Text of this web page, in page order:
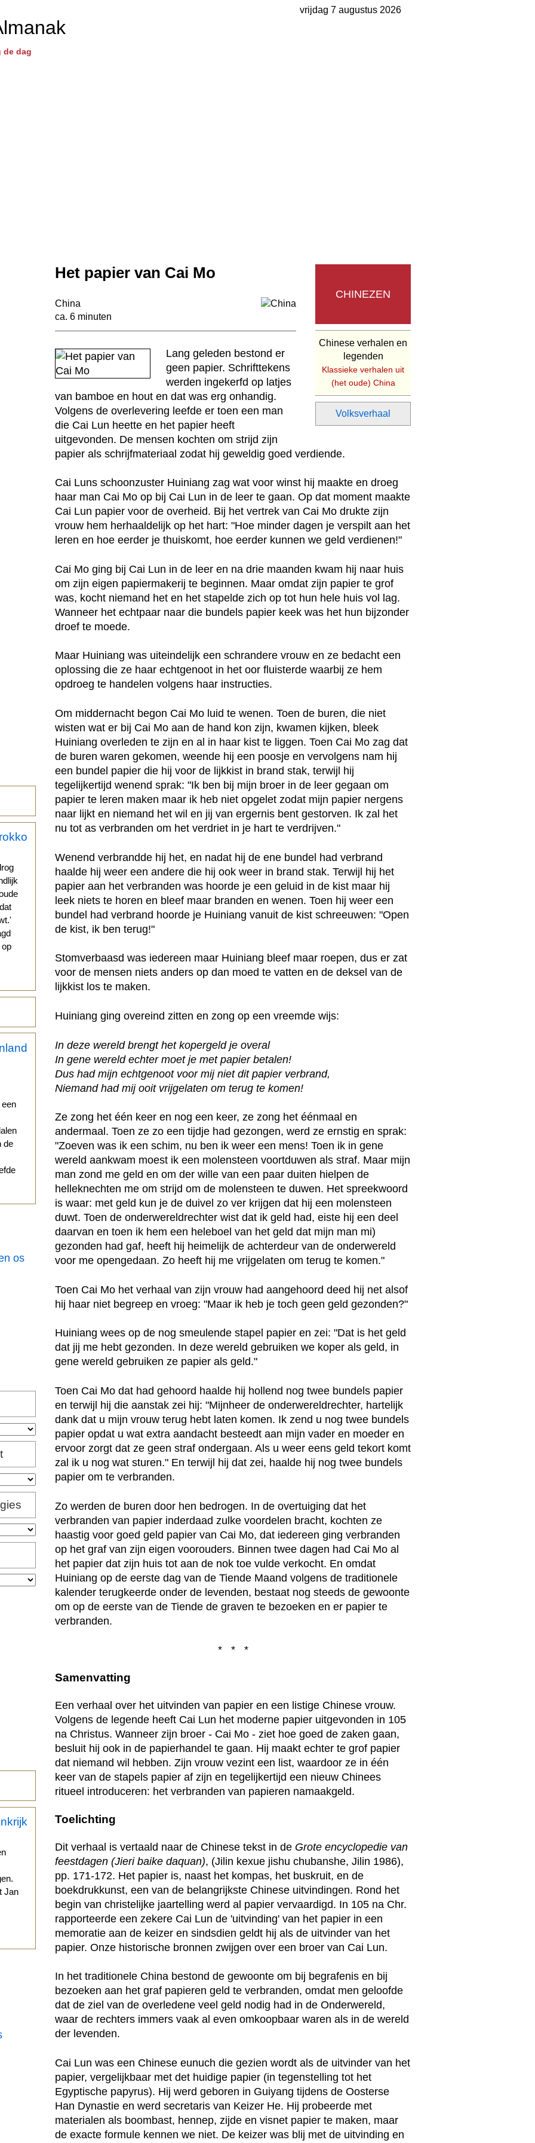
vrijdag 7 augustus 2026
de dag
op
de
os
Jan
CHINEZEN
Chinese verhalen en
legenden
Klassieke verhalen uit
(het oude) China
Volksverhaal
Het papier van Cai Mo
China
ca. 6 minuten
Lang geleden bestond er
geen papier. Schrifttekens
werden ingekerfd op latjes
van bamboe en hout en dat was erg onhandig.
Volgens de overlevering leefde er toen een man
die Cai Lun heette en het papier heeft
uitgevonden. De mensen kochten om strijd zijn
papier als schrijfmateriaal zodat hij geweldig goed verdiende.
Cai Luns schoonzuster Huiniang zag wat voor winst hij maakte en droeg
haar man Cai Mo op bij Cai Lun in de leer te gaan. Op dat moment maakte
Cai Lun papier voor de overheid. Bij het vertrek van Cai Mo drukte zijn
vrouw hem herhaaldelijk op het hart: "Hoe minder dagen je verspilt aan het
leren en hoe eerder je thuiskomt, hoe eerder kunnen we geld verdienen!"
Cai Mo ging bij Cai Lun in de leer en na drie maanden kwam hij naar huis
om zijn eigen papiermakerij te beginnen. Maar omdat zijn papier te grof
was, kocht niemand het en het stapelde zich op tot hun hele huis vol lag.
Wanneer het echtpaar naar die bundels papier keek was het hun bijzonder
droef te moede.
Maar Huiniang was uiteindelijk een schrandere vrouw en ze bedacht een
oplossing die ze haar echtgenoot in het oor fluisterde waarbij ze hem
opdroeg te handelen volgens haar instructies.
Om middernacht begon Cai Mo luid te wenen. Toen de buren, die niet
wisten wat er bij Cai Mo aan de hand kon zijn, kwamen kijken, bleek
Huiniang overleden te zijn en al in haar kist te liggen. Toen Cai Mo zag dat
de buren waren gekomen, weende hij een poosje en vervolgens nam hij
een bundel papier die hij voor de lijkkist in brand stak, terwijl hij
tegelijkertijd wenend sprak: "Ik ben bij mijn broer in de leer gegaan om
papier te leren maken maar ik heb niet opgelet zodat mijn papier nergens
naar lijkt en niemand het wil en jij van ergernis bent gestorven. Ik zal het
nu tot as verbranden om het verdriet in je hart te verdrijven."
Wenend verbrandde hij het, en nadat hij de ene bundel had verbrand
haalde hij weer een andere die hij ook weer in brand stak. Terwijl hij het
papier aan het verbranden was hoorde je een geluid in de kist maar hij
leek niets te horen en bleef maar branden en wenen. Toen hij weer een
bundel had verbrand hoorde je Huiniang vanuit de kist schreeuwen: "Open
de kist, ik ben terug!"
Stomverbaasd was iedereen maar Huiniang bleef maar roepen, dus er zat
voor de mensen niets anders op dan moed te vatten en de deksel van de
lijkkist los te maken.
Huiniang ging overeind zitten en zong op een vreemde wijs:
In deze wereld brengt het kopergeld je overal
In gene wereld echter moet je met papier betalen!
Dus had mijn echtgenoot voor mij niet dit papier verbrand,
Niemand had mij ooit vrijgelaten om terug te komen!
Ze zong het één keer en nog een keer, ze zong het éénmaal en
andermaal. Toen ze zo een tijdje had gezongen, werd ze ernstig en sprak:
"Zoeven was ik een schim, nu ben ik weer een mens! Toen ik in gene
wereld aankwam moest ik een molensteen voortduwen als straf. Maar mijn
man zond me geld en om der wille van een paar duiten hielpen de
helleknechten me om strijd om de molensteen te duwen. Het spreekwoord
is waar: met geld kun je de duivel zo ver krijgen dat hij een molensteen
duwt. Toen de onderwereldrechter wist dat ik geld had, eiste hij een deel
daarvan en toen ik hem een heleboel van het geld dat mijn man mi)
gezonden had gaf, heeft hij heimelijk de achterdeur van de onderwereld
voor me opengedaan. Zo heeft hij me vrijgelaten om terug te komen."
Toen Cai Mo het verhaal van zijn vrouw had aangehoord deed hij net alsof
hij haar niet begreep en vroeg: "Maar ik heb je toch geen geld gezonden?"
Huiniang wees op de nog smeulende stapel papier en zei: "Dat is het geld
dat jij me hebt gezonden. In deze wereld gebruiken we koper als geld, in
gene wereld gebruiken ze papier als geld."
Toen Cai Mo dat had gehoord haalde hij hollend nog twee bundels papier
en terwijl hij die aanstak zei hij: "Mijnheer de onderwereldrechter, hartelijk
dank dat u mijn vrouw terug hebt laten komen. Ik zend u nog twee bundels
papier opdat u wat extra aandacht besteedt aan mijn vader en moeder en
ervoor zorgt dat ze geen straf ondergaan. Als u weer eens geld tekort komt
zal ik u nog wat sturen." En terwijl hij dat zei, haalde hij nog twee bundels
papier om te verbranden.
Zo werden de buren door hen bedrogen. In de overtuiging dat het
verbranden van papier inderdaad zulke voordelen bracht, kochten ze
haastig voor goed geld papier van Cai Mo, dat iedereen ging verbranden
op het graf van zijn eigen voorouders. Binnen twee dagen had Cai Mo al
het papier dat zijn huis tot aan de nok toe vulde verkocht. En omdat
Huiniang op de eerste dag van de Tiende Maand volgens de traditionele
kalender terugkeerde onder de levenden, bestaat nog steeds de gewoonte
om op de eerste van de Tiende de graven te bezoeken en er papier te
verbranden.
* * *
Samenvatting
Een verhaal over het uitvinden van papier en een listige Chinese vrouw.
Volgens de legende heeft Cai Lun het moderne papier uitgevonden in 105
na Christus. Wanneer zijn broer - Cai Mo - ziet hoe goed de zaken gaan,
besluit hij ook in de papierhandel te gaan. Hij maakt echter te grof papier
dat niemand wil hebben. Zijn vrouw vezint een list, waardoor ze in één
keer van de stapels papier af zijn en tegelijkertijd een nieuw Chinees
ritueel introduceren: het verbranden van papieren namaakgeld.
Toelichting
Dit verhaal is vertaald naar de Chinese tekst in de Grote encyclopedie van
feestdagen (Jieri baike daquan), (Jilin kexue jishu chubanshe, Jilin 1986),
pp. 171-172. Het papier is, naast het kompas, het buskruit, en de
boekdrukkunst, een van de belangrijkste Chinese uitvindingen. Rond het
begin van christelijke jaartelling werd al papier vervaardigd. In 105 na Chr.
rapporteerde een zekere Cai Lun de 'uitvinding' van het papier in een
memoratie aan de keizer en sindsdien geldt hij als de uitvinder van het
papier. Onze historische bronnen zwijgen over een broer van Cai Lun.
In het traditionele China bestond de gewoonte om bij begrafenis en bij
bezoeken aan het graf papieren geld te verbranden, omdat men geloofde
dat de ziel van de overledene veel geld nodig had in de Onderwereld,
waar de rechters immers vaak al even omkoopbaar waren als in de wereld
der levenden.
Cai Lun was een Chinese eunuch die gezien wordt als de uitvinder van het
papier, vergelijkbaar met det huidige papier (in tegenstelling tot het
Egyptische papyrus). Hij werd geboren in Guiyang tijdens de Oosterse
Han Dynastie en werd secretaris van Keizer He. Hij probeerde met
materialen als boombast, hennep, zijde en visnet papier te maken, maar
de exacte formule kennen we niet. De keizer was blij met de uitvinding en